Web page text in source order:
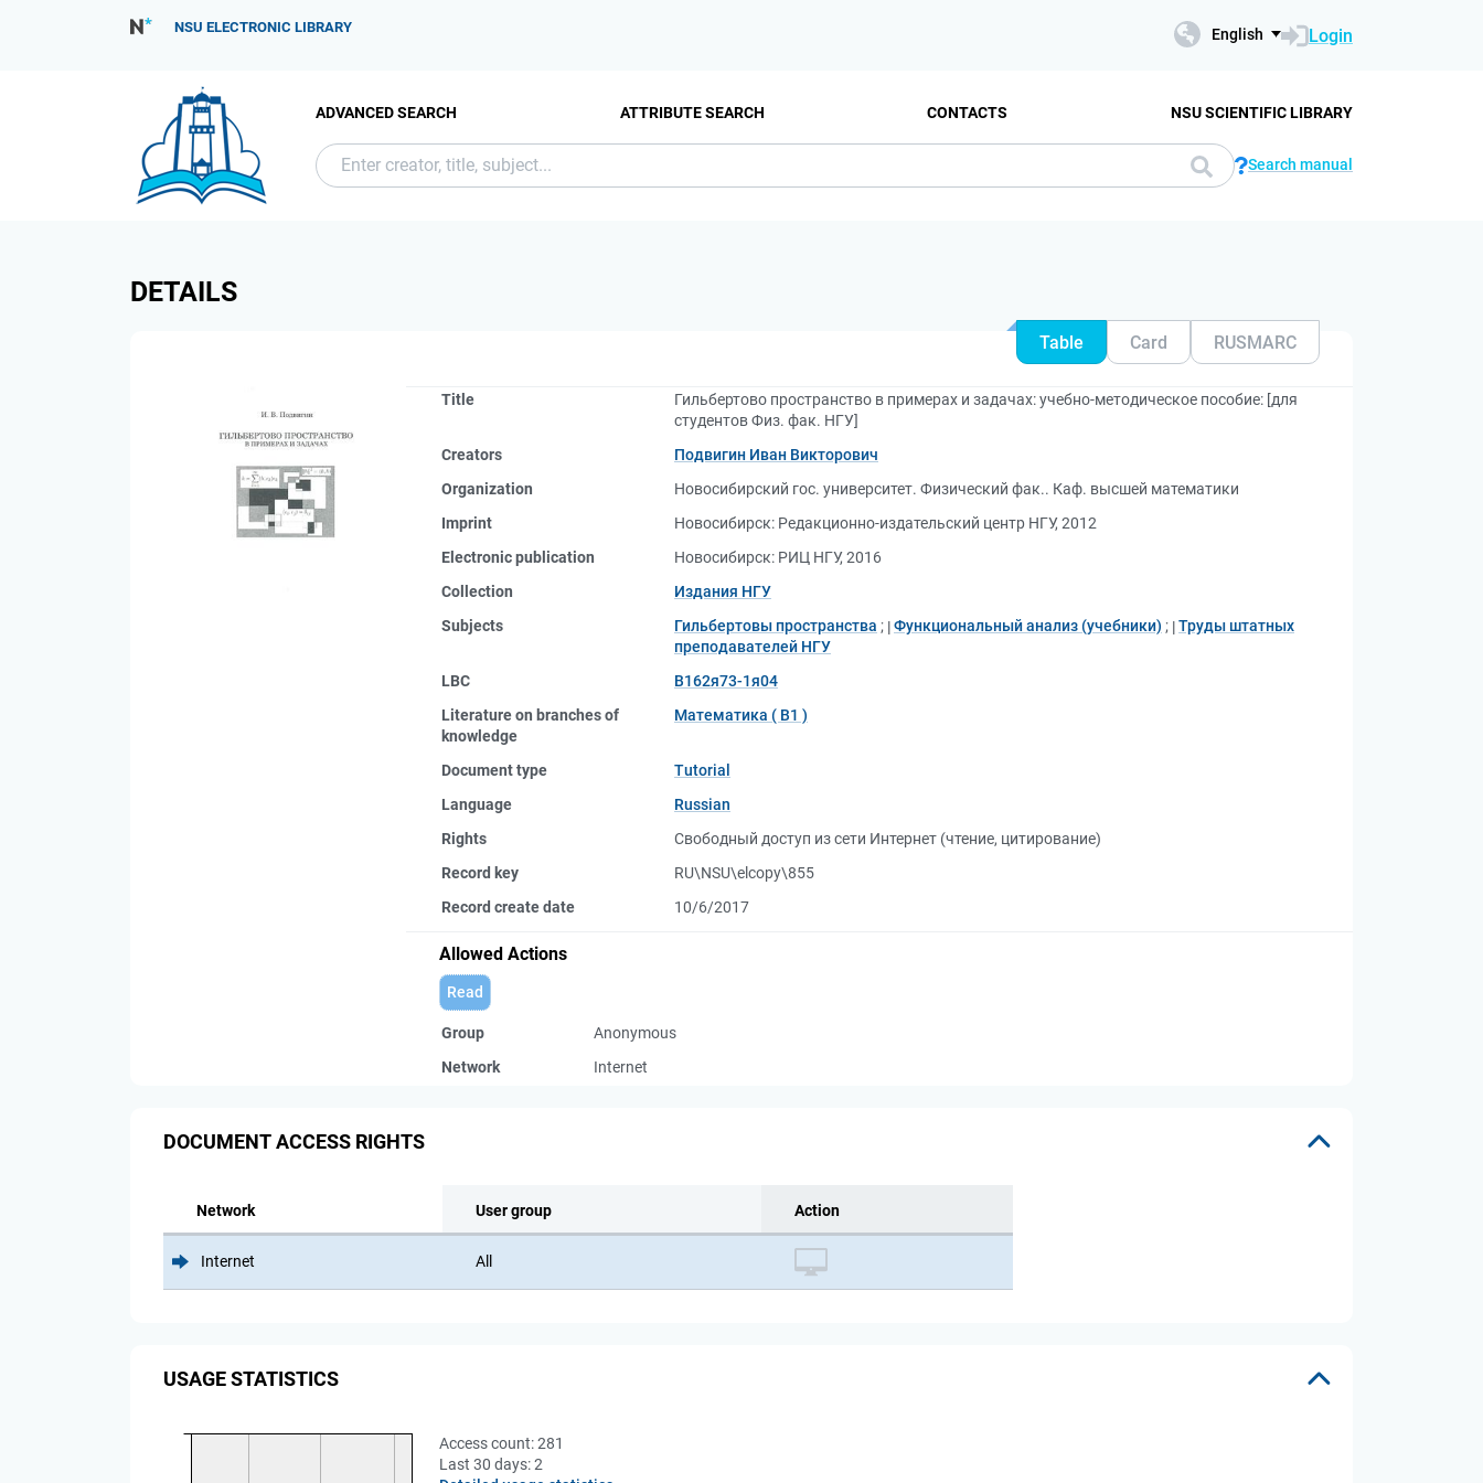
NSU ELECTRONIC LIBRARY English Login
ADVANCED SEARCH ATTRIBUTE SEARCH CONTACTS NSU SCIENTIFIC LIBRARY
Search manual
DETAILS
Table Card RUSMARC
Title
Гильбертово пространство в примерах и задачах: учебно-методическое пособие: [для
студентов Физ. фак. НГУ]
Creators
Подвигин Иван Викторович
Organization
Новосибирский гос. университет. Физический фак.. Каф. высшей математики
Imprint
Новосибирск: Редакционно-издательский центр НГУ, 2012
Electronic publication
Новосибирск: РИЦ НГУ, 2016
Collection
Издания НГУ
Subjects
Гильбертовы пространства ; Функциональный анализ (учебники) ; Труды штатных
преподавателей НГУ
LBC
В162я73-1я04
Literature on branches of
knowledge
Математика ( В1 )
Document type
Tutorial
Language
Russian
Rights
Свободный доступ из сети Интернет (чтение, цитирование)
Record key
RU\NSU\elcopy\855
Record create date
10/6/2017
Allowed Actions
Read
Group
Anonymous
Network
Internet
DOCUMENT ACCESS RIGHTS
Network User group Action
Internet All
USAGE STATISTICS
Access count:281
Last 30 days:2